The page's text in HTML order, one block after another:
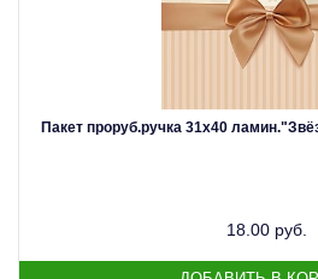
Пакет проруб.ручка 31х40
18.00 руб.